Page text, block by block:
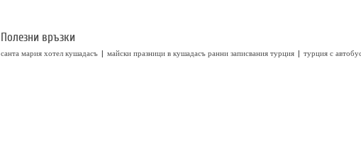
Полезни връзки
санта мария хотел кушадасъ | майски празници в кушадасъ ранни записвания турция | турция с